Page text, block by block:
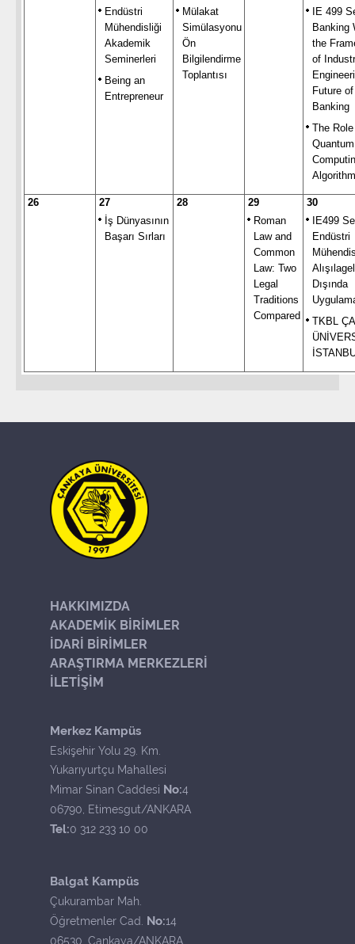
Endüstri
Mühendisliği
Akademik
Seminerleri
Being an
Entrepreneur
Mülakat
Simülasyonu
Ön
Bilgilendirme
Toplantısı
IE 499
Banking
the
of
Future of
Banking
The
Quantum
26
27
İş Dünyasının
Başarı Sırları
28
29
Roman
Law and
Common
Law: Two
Legal
Traditions
Compared
30
IE499
Endüstri
Dışında
TKBL
HAKKIMIZDA
AKADEMİK BİRİMLER
İDARİ BİRİMLER
ARAŞTIRMA MERKEZLERİ
İLETİŞİM
Merkez Kampüs
Eskişehir Yolu 29. Km.
Yukarıyurtçu Mahallesi
Mimar Sinan Caddesi No:4
06790, Etimesgut/ANKARA
Tel:0 312 233 10 00
Balgat Kampüs
Çukurambar Mah.
Öğretmenler Cad. No:14
06530, Çankaya/ANKARA